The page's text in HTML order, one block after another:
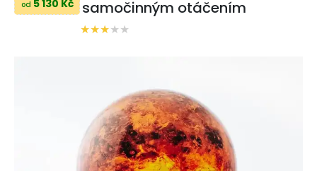
od 5 130 Kč
samočinným otáčením